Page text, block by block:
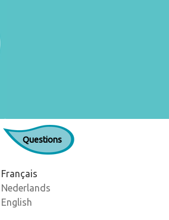
Questions
Français
Nederlands
English